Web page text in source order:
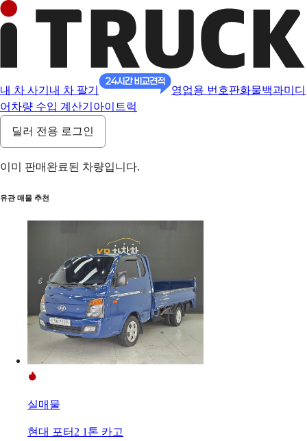
내 차 사기 내 차 팔기 영업용 번호판화물백과미디
어 차량 수입 계산기 아이트럭
딜러 전용 로그인
이미 판매완료된 차량입니다.
유관 매물 추천
실매물
현대 포터2 1톤 카고